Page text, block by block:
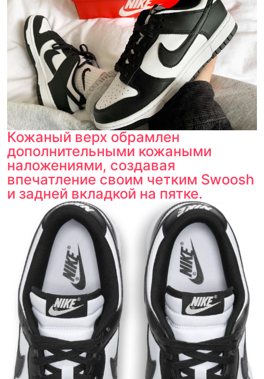
Кожаный верх обрамлен
дополнительными кожаными
наложениями, создавая
впечатление своим четким Swoosh
и задней вкладкой на пятке.